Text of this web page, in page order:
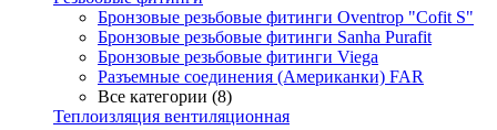
Бронзовые резьбовые фитинги Oventrop "Cofit S"
Бронзовые резьбовые фитинги Sanha Purafit
Бронзовые резьбовые фитинги Viega
Разъемные соединения (Американки) FAR
Все категории (8)
Теплоизляция вентиляционная